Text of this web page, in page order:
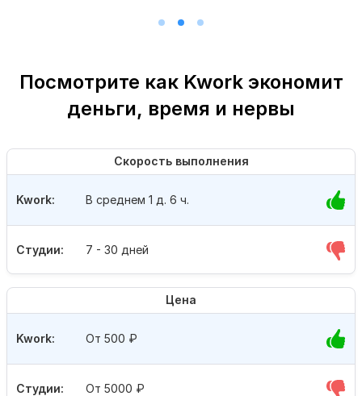
Посмотрите как Kwork экономит
деньги, время и нервы
Скорость выполнения
Студии: 7 - 30 дней
Kwork: В среднем 1 д. 6 ч.
Цена
Студии: От 5000 ₽
Kwork: От 500 ₽